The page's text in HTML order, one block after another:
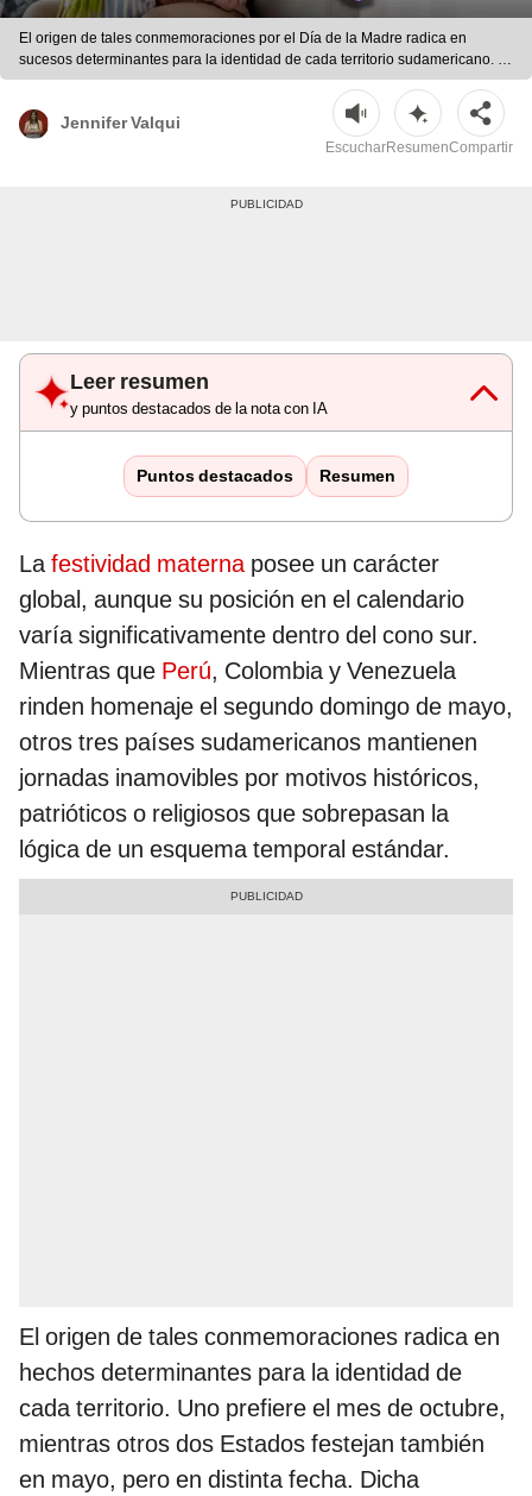
El origen de tales conmemoraciones por el Día de la Madre radica en
sucesos determinantes para la identidad de cada territorio sudamericano. |
Composición LR/Freepik/ChatGPT/CDN
Jennifer Valqui
EscucharResumenCompartir
Leer resumen
y puntos destacados de la nota con IA
Puntos destacados Resumen
Lafestividad maternaposee un carácter
global, aunque su posición en el calendario
varía significativamente dentro del cono sur.
Mientras que Perú, Colombia y Venezuela
rinden homenaje el segundo domingo de mayo,
otros tres países sudamericanos mantienen
jornadas inamovibles por motivos históricos,
patrióticos o religiosos que sobrepasan la
lógica de un esquema temporal estándar.
El origen de tales conmemoraciones radica en
hechos determinantes para la identidad de
cada territorio. Uno prefiere el mes de octubre,
mientras otros dos Estados festejan también
en mayo, pero en distinta fecha. Dicha